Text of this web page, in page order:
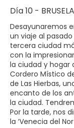
Día 10 -
Desayunaremos
un viaje al
tercera ciudad
con la
la ciudad y hogar
Cordero Místico
de Las Hierbas,
encanto de los
la ciudad.
Por la tarde, nos
la ‘Venecia del